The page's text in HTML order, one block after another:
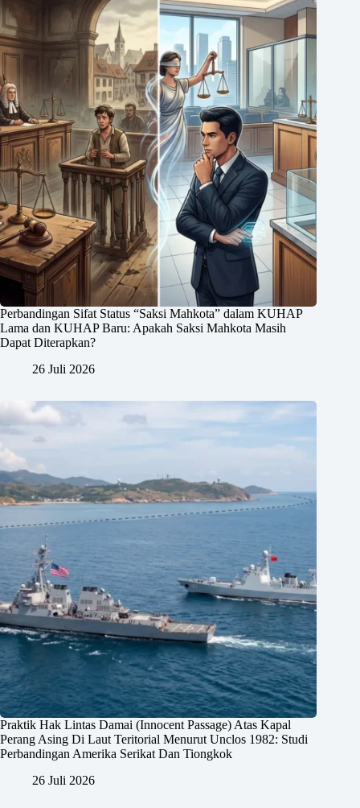
Perbandingan Sifat Status “Saksi Mahkota” dalam KUHAP
Lama dan KUHAP Baru: Apakah Saksi Mahkota Masih
Dapat Diterapkan?
26 Juli 2026
Praktik Hak Lintas Damai (Innocent Passage) Atas Kapal
Perang Asing Di Laut Teritorial Menurut Unclos 1982: Studi
Perbandingan Amerika Serikat Dan Tiongkok
26 Juli 2026